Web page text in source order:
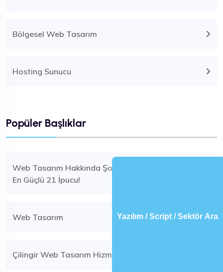
Bölgesel Web Tasarım
Hosting Sunucu
Popüler Başlıklar
Web Tasarım Hakkında Şok Edici Gerçekler 2025 İçin
En Güçlü 21 İpucu!
Web Tasarım
Çilingir Web Tasarım Hizmeti
Yazılım / Script / Sektör Ara